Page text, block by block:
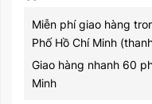
Miễn phí giao hàng
Phố Hồ Chí Minh
Giao hàng nhanh 60
Minh